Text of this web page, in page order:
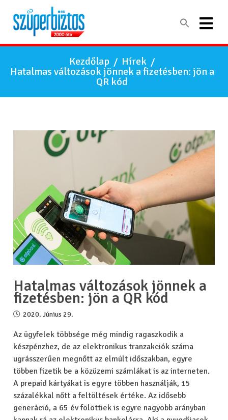
Kezdőlap / Hírek /
Hatalmas változások jönnek a fizetésben: jön a
QR kód
Hatalmas változások jönnek a
fizetésben: jön a QR kód
2020. Június 29.
Az ügyfelek többsége még mindig ragaszkodik a
készpénzhez, de az elektronikus tranzakciók száma
ugrásszerűen megnőtt az elmúlt időszakban, egyre
többen fizetik be a közüzemi számlákat is az interneten.
A prepaid kártyákat is egyre többen használják, 15
százalékkal nőtt a feltöltések értéke. Az idősebb
generáció, a 65 év fölöttiek is egyre nagyobb arányban